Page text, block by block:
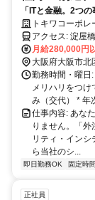
キュリティ対
「ITと金融。2つ
を求めています。」 当社グループ（IT事業＋金融事業）のさらな
拡大とガバナンス
括していただく担
トキワコーポ
アクセス:
月給280,000円
大阪府大阪市北
勤務時間・曜日
メリハリをつ
み（交代） * 年
仕事内容: あな
りません。「
リティ・イン
ら当社のシ...
即日勤務OK 固定時
正社員